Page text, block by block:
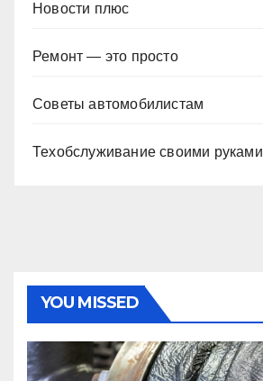
Новости плюс
Ремонт — это просто
Советы автомобилистам
Техобслуживание своими руками
YOU MISSED